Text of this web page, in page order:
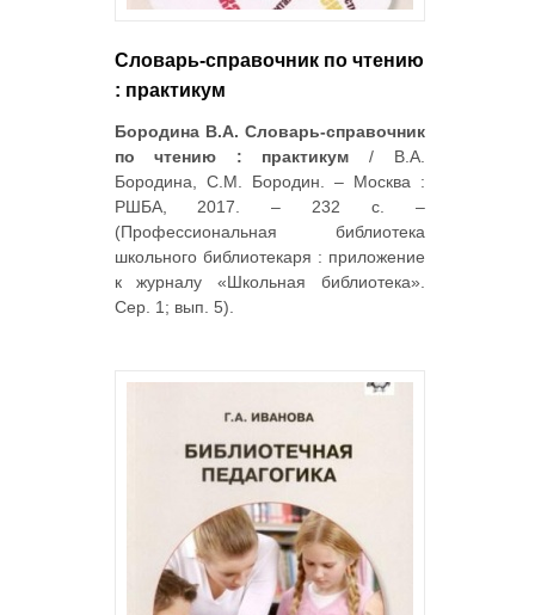
Словарь-справочник по чтению
: практикум
Бородина В.А. Словарь-справочник
по чтению : практикум / В.А.
Бородина, С.М. Бородин. – Москва :
РШБА, 2017. – 232 с. –
(Профессиональная библиотека
школьного библиотекаря : приложение
к журналу «Школьная библиотека».
Сер. 1; вып. 5).